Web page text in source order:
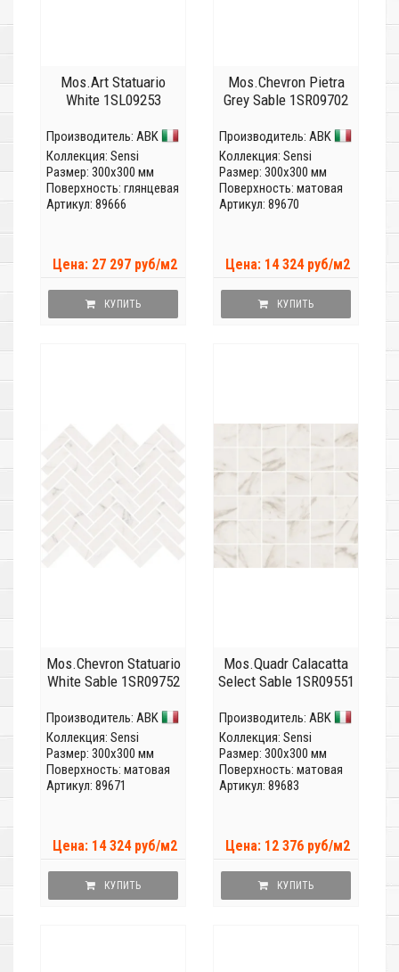
Mos.Art Statuario
White 1SL09253
Производитель: ABK
Коллекция: Sensi
Размер: 300x300 мм
Поверхность: глянцевая
Артикул: 89666
Цена: 27 297 руб/м2
КУПИТЬ
Mos.Chevron Pietra
Grey Sable 1SR09702
Производитель: ABK
Коллекция: Sensi
Размер: 300x300 мм
Поверхность: матовая
Артикул: 89670
Цена: 14 324 руб/м2
КУПИТЬ
Mos.Chevron Statuario
White Sable 1SR09752
Производитель: ABK
Коллекция: Sensi
Размер: 300x300 мм
Поверхность: матовая
Артикул: 89671
Цена: 14 324 руб/м2
КУПИТЬ
Mos.Quadr Calacatta
Select Sable 1SR09551
Производитель: ABK
Коллекция: Sensi
Размер: 300x300 мм
Поверхность: матовая
Артикул: 89683
Цена: 12 376 руб/м2
КУПИТЬ